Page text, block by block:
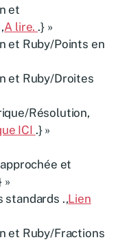
et
A lire. .} »
et Ruby/Points en
et Ruby/Droites
Résolution,
ICI .} »
et
»
standards .,Lien
et Ruby/Fractions